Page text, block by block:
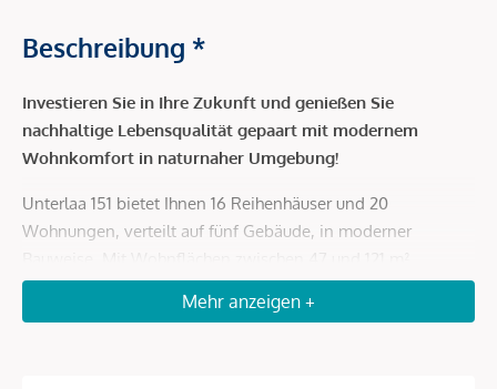
Beschreibung *
Investieren Sie in Ihre Zukunft und genießen Sie
nachhaltige Lebensqualität gepaart mit modernem
Wohnkomfort in naturnaher Umgebung!
Unterlaa 151 bietet Ihnen 16 Reihenhäuser und 20
Wohnungen, verteilt auf fünf Gebäude, in moderner
durchdachten Grundrissen und barrierefreien Zugängen zu
privaten Gärten, Loggien, Balkonen oder Terrassen, ist dies
Mehr anzeigen +